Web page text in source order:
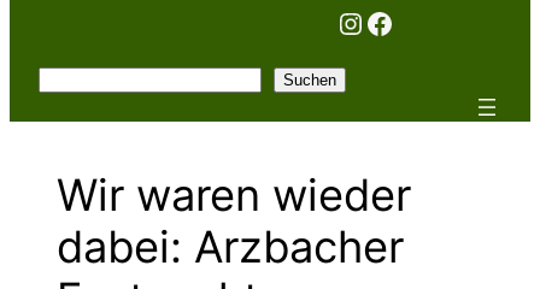
Instagram
Facebook
Suchen
Wir waren wieder
dabei: Arzbacher